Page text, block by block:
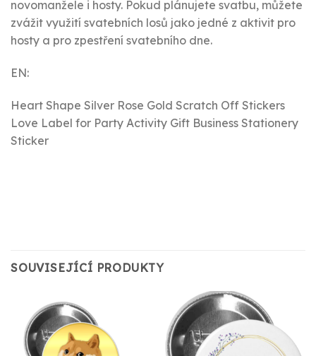
novomanžele i hosty. Pokud plánujete svatbu, můžete
zvážit využití svatebních losů jako jedné z aktivit pro
hosty a pro zpestření svatebního dne.
EN:
Heart Shape Silver Rose Gold Scratch Off Stickers
Love Label for Party Activity Gift Business Stationery
Sticker
SOUVISEJÍCÍ PRODUKTY